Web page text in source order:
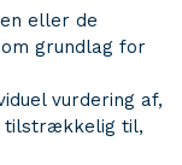
eller de
grundlag for
vurdering af,
tilstrækkelig til,